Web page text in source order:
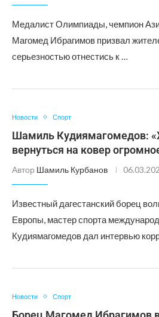
Медалист Олимпиады, чемпион
Магомед Ибрагимов призвал
серьезностью отнестись к …
Новости Спорт
Шамиль Кудиямагомедов:
вернуться на ковер
Автор Шамиль Курбанов
Известный дагестанский борец
Европы, мастер спорта
Кудиямагомедов дал интервью
Новости Спорт